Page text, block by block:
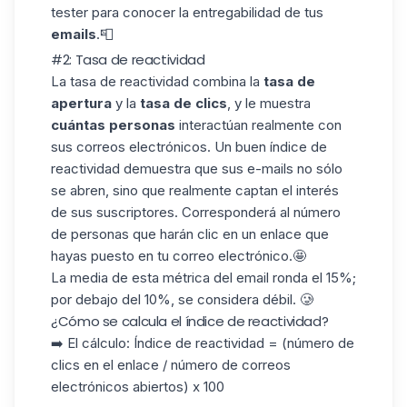
tester para conocer la entregabilidad de tus
emails.📮
#2: Tasa de reactividad
La tasa de reactividad combina la tasa de
apertura y la tasa de clics , y le muestra
cuántas personas interactúan realmente con
sus correos electrónicos. Un buen índice de
reactividad demuestra que sus e-mails no sólo
se abren, sino que realmente captan el interés
de sus suscriptores. Corresponderá al número
de personas que harán clic en un enlace que
hayas puesto en tu correo electrónico.🤩
La media de esta métrica del email ronda el 15%;
por debajo del 10%, se considera débil. 🥲
¿Cómo se calcula el índice de reactividad?
➡️ El cálculo: Índice de reactividad = (número de
clics en el enlace / número de correos
electrónicos abiertos) x 100